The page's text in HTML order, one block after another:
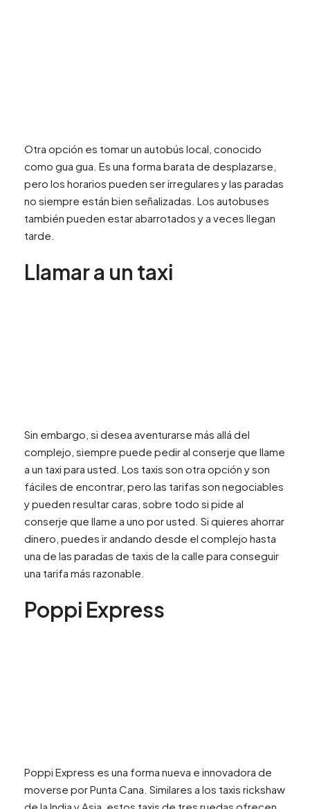
Otra opción es tomar un autobús local, conocido
como gua gua. Es una forma barata de desplazarse,
pero los horarios pueden ser irregulares y las paradas
no siempre están bien señalizadas. Los autobuses
también pueden estar abarrotados y a veces llegan
tarde.
Llamar a un taxi
Sin embargo, si desea aventurarse más allá del
complejo, siempre puede pedir al conserje que llame
a un taxi para usted. Los taxis son otra opción y son
fáciles de encontrar, pero las tarifas son negociables
y pueden resultar caras, sobre todo si pide al
conserje que llame a uno por usted. Si quieres ahorrar
dinero, puedes ir andando desde el complejo hasta
una de las paradas de taxis de la calle para conseguir
una tarifa más razonable.
Poppi Express
Poppi Express es una forma nueva e innovadora de
moverse por Punta Cana. Similares a los taxis rickshaw